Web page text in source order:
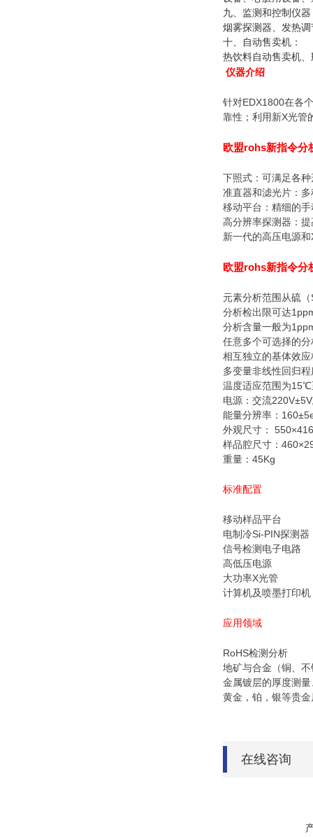
九、监测和控制仪
烟雾探测器、发热
十、自动售卖机：
热饮料自动售卖机
仪器介绍
针对EDX1800在各
靠性；利用新X光管
欧盟rohs新指令分
下照式：可满足各
准直器和滤光片：
移动平台：精细的
高分辨率探测器：
新一代的高压电源
欧盟rohs新指令分
元素分析范围从硫
分析检出限可达
分析含量一般为
任意多个可选择的
相互独立的基体效
多变量非线性回归程
温度适应范围为
电源：交流
能量分辨率：
外观尺寸：
样品腔尺寸：
重量：45Kg
标准配置
移动样品平台
电制冷Si-PIN探测器
信号检测电子电路
高低压电源
大功率X光管
计算机及喷墨打印机
应用领域
RoHS检测分析
地矿与合金（铜、
金属镀层的厚度测
黄金，铂，银等贵
在线咨询